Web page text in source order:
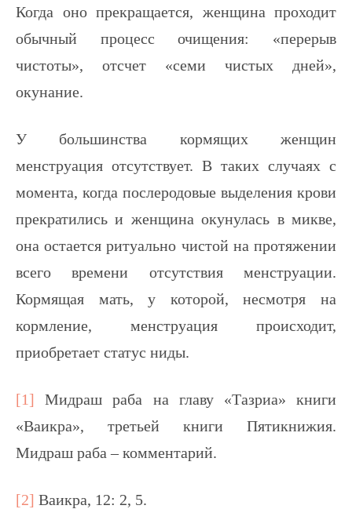
Когда оно прекращается, женщина проходит
обычный процесс очищения: «перерыв
чистоты», отсчет «семи чистых дней»,
окунание.
У большинства кормящих женщин
менструация отсутствует. В таких случаях с
момента, когда послеродовые выделения крови
прекратились и женщина окунулась в микве,
она остается ритуально чистой на протяжении
всего времени отсутствия менструации.
Кормящая мать, у которой, несмотря на
кормление, менструация происходит,
приобретает статус ниды.
[1] Мидраш раба на главу «Тазриа» книги
«Ваикра», третьей книги Пятикнижия.
Мидраш раба – комментарий.
[2] Ваикра, 12: 2, 5.